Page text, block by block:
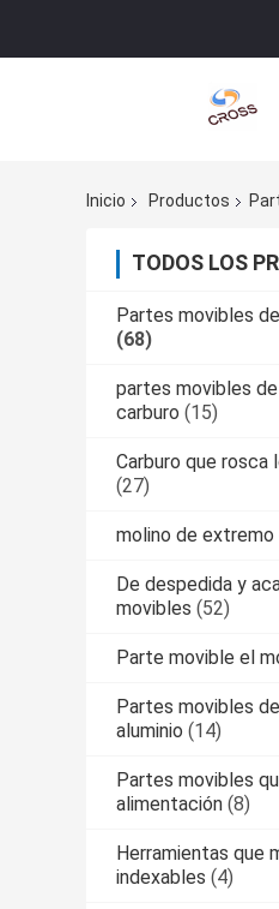
Inicio Productos
TODOS LOS
Partes movibles
(68)
partes movibles
carburo (15)
Carburo que rosca
(27)
molino de extremo
De despedida y
movibles (52)
Parte movible el
Partes movibles
aluminio (14)
Partes movibles
alimentación (8)
Herramientas que
indexables (4)